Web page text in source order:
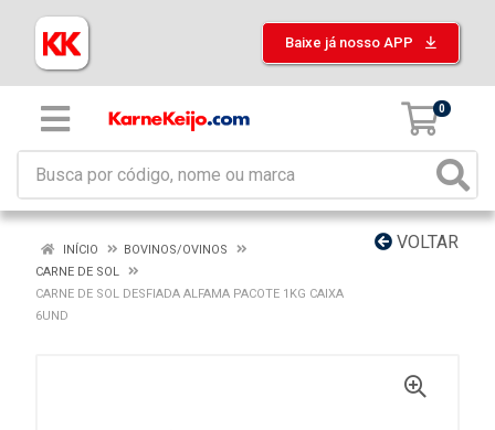
Baixe já nosso APP
0
VOLTAR
INÍCIO
BOVINOS/OVINOS
CARNE DE SOL
CARNE DE SOL DESFIADA ALFAMA PACOTE 1KG CAIXA
6UND